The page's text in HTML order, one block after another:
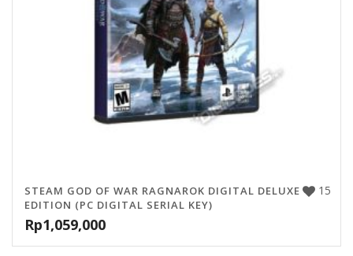
15
STEAM GOD OF WAR RAGNAROK DIGITAL DELUXE
EDITION (PC DIGITAL SERIAL KEY)
Rp1,059,000